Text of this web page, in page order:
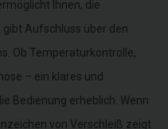
Ihnen, die
Aufschluss über den
Ob Temperaturkontrolle,
– ein klares und
Bedienung erheblich. Wenn
von Verschleiß zeigt